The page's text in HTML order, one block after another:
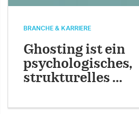
BRANCHE & KARRIERE
Ghosting ist ein
psychologisches,
strukturelles …